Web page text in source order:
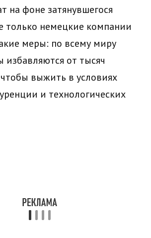
на фоне затянувшегося
только немецкие компании
меры: по всему миру
избавляются от тысяч
выжить в условиях
и технологических